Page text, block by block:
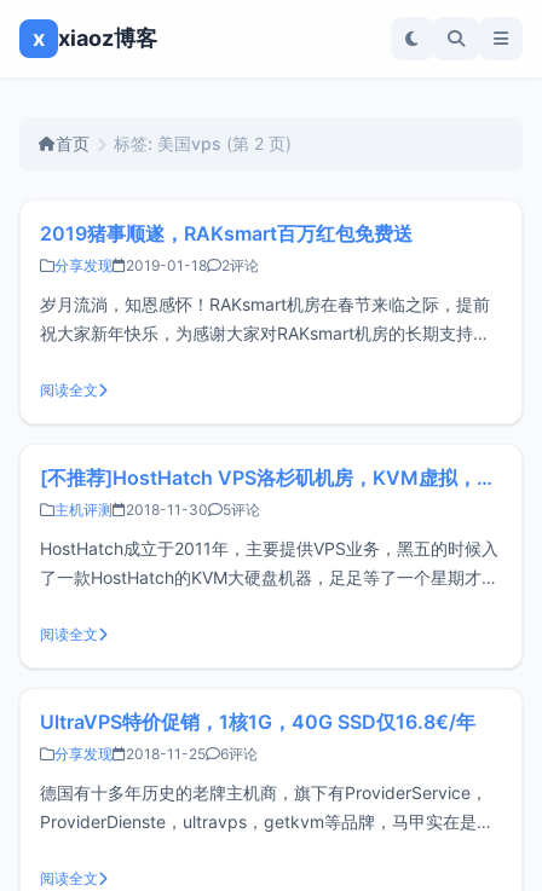
x xiaoz博客
首页 标签: 美国vps (第 2 页)
2019猪事顺遂，RAKsmart百万红包免费送
分享发现 2019-01-18 2评论
岁月流淌，知恩感怀！RAKsmart机房在春节来临之际，提前
祝大家新年快乐，为感谢大家对RAKsmart机房的长期支持和
RAKsmart不足，RAKsmart机房特推出“2019猪事顺遂，百万
元红包免费送”活动时间：美国西岸圣何塞2019年1月2
阅读全文
[不推荐]HostHatch VPS洛杉矶机房，KVM虚拟，大硬盘（附评测）
主机评测 2018-11-30 5评论
HostHatch成立于2011年，主要提供VPS业务，黑五的时候入
了一款HostHatch的KVM大硬盘机器，足足等了一个星期才开
Storage 750 - LAXCPU：1核内存：0.7GB硬盘：750G HDD
流量：2T/月价格：35$/年目
阅读全文
UltraVPS特价促销，1核1G，40G SSD仅16.8€/年
分享发现 2018-11-25 6评论
德国有十多年历史的老牌主机商，旗下有ProviderService，
ProviderDienste，ultravps，getkvm等品牌，马甲实在是太
杉矶机房评测，新用户85折），xiaoz持续用了一年，
阅读全文